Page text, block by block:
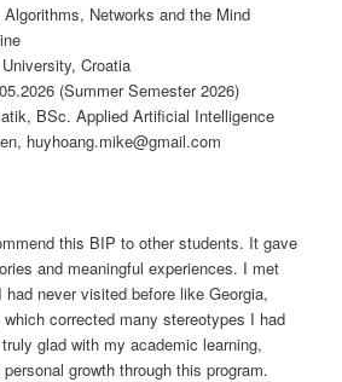
Networks and the Mind
Croatia
(Summer Semester 2026)
BSc. Applied Artificial Intelligence
huyhoang.mike@gmail.com
this BIP to other students. It gave
and meaningful experiences. I met
never visited before like Georgia,
corrected many stereotypes I had
glad with my academic learning,
growth through this program.